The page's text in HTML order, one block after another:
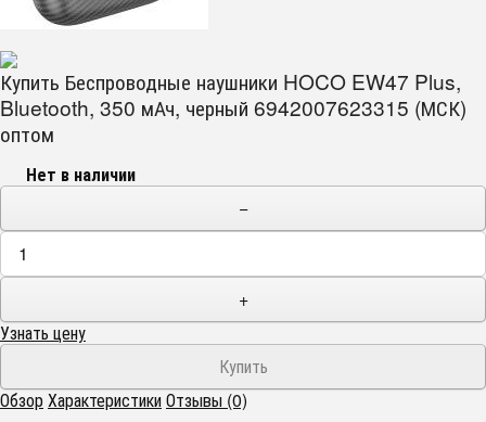
Купить Беспроводные наушники HOCO EW47 Plus,
Bluetooth, 350 мАч, черный 6942007623315 (МСК)
оптом
Нет в наличии
−
+
Узнать цену
ОбзорХарактеристикиОтзывы (0)